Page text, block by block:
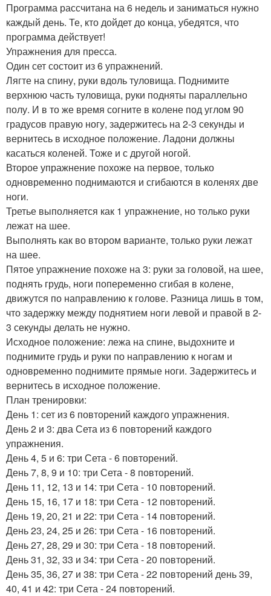
Программа рассчитана на 6 недель и заниматься нужно
каждый день. Те, кто дойдет до конца, убедятся, что
программа действует!
Упражнения для пресса.
Один сет состоит из 6 упражнений.
Лягте на спину, руки вдоль туловища. Поднимите
верхнюю часть туловища, руки подняты параллельно
полу. И в то же время согните в колене под углом 90
градусов правую ногу, задержитесь на 2-3 секунды и
вернитесь в исходное положение. Ладони должны
касаться коленей. Тоже и с другой ногой.
Второе упражнение похоже на первое, только
одновременно поднимаются и сгибаются в коленях две
ноги.
Третье выполняется как 1 упражнение, но только руки
лежат на шее.
Выполнять как во втором варианте, только руки лежат
на шее.
Пятое упражнение похоже на 3: руки за головой, на шее,
поднять грудь, ноги попеременно сгибая в колене,
движутся по направлению к голове. Разница лишь в том,
что задержку между поднятием ноги левой и правой в 2-
3 секунды делать не нужно.
Исходное положение: лежа на спине, выдохните и
поднимите грудь и руки по направлению к ногам и
одновременно поднимите прямые ноги. Задержитесь и
вернитесь в исходное положение.
План тренировки:
День 1: сет из 6 повторений каждого упражнения.
День 2 и 3: два Сета из 6 повторений каждого
упражнения.
День 4, 5 и 6: три Сета - 6 повторений.
День 7, 8, 9 и 10: три Сета - 8 повторений.
День 11, 12, 13 и 14: три Сета - 10 повторений.
День 15, 16, 17 и 18: три Сета - 12 повторений.
День 19, 20, 21 и 22: три Сета - 14 повторений.
День 23, 24, 25 и 26: три Сета - 16 повторений.
День 27, 28, 29 и 30: три Сета - 18 повторений.
День 31, 32, 33 и 34: три Сета - 20 повторений.
День 35, 36, 27 и 38: три Сета - 22 повторений день 39,
40, 41 и 42: три Сета - 24 повторений.